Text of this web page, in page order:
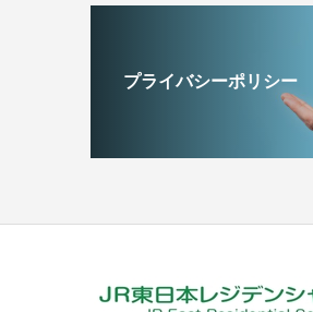
プライバシーポリシー